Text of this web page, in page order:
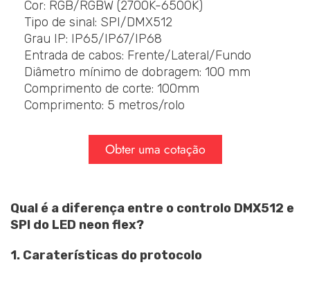
Cor: RGB/RGBW (2700K-6500K)
Tipo de sinal: SPI/DMX512
Grau IP: IP65/IP67/IP68
Entrada de cabos: Frente/Lateral/Fundo
Diâmetro mínimo de dobragem: 100 mm
Comprimento de corte: 100mm
Comprimento: 5 metros/rolo
Obter uma cotação
Qual é a diferença entre o controlo DMX512 e
SPI do LED neon flex?
1. Caraterísticas do protocolo